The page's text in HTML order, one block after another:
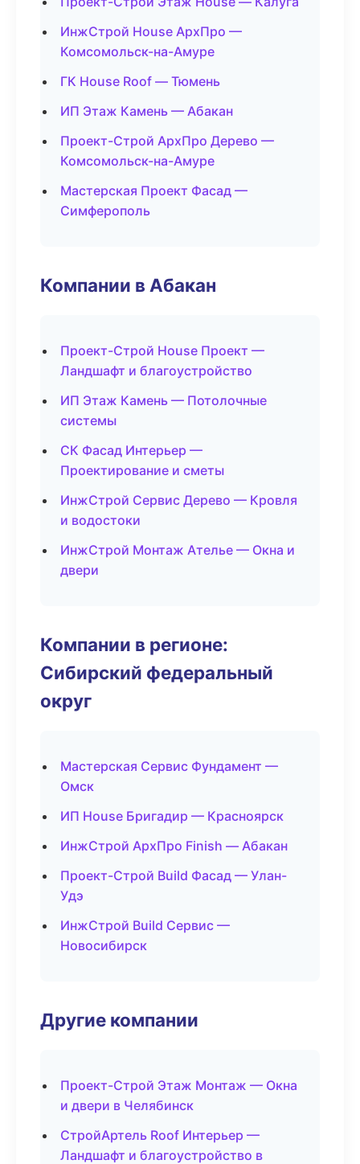
ИнжСтрой House АрхПро —
Комсомольск-на-Амуре
ГК House Roof — Тюмень
ИП Этаж Камень — Абакан
Проект-Строй АрхПро Дерево —
Комсомольск-на-Амуре
Мастерская Проект Фасад —
Симферополь
Компании в Абакан
Проект-Строй House Проект —
Ландшафт и благоустройство
ИП Этаж Камень — Потолочные
системы
СК Фасад Интерьер —
Проектирование и сметы
ИнжСтрой Сервис Дерево — Кровля
и водостоки
ИнжСтрой Монтаж Ателье — Окна и
двери
Компании в регионе:
Сибирский федеральный
округ
Мастерская Сервис Фундамент —
Омск
ИП House Бригадир — Красноярск
ИнжСтрой АрхПро Finish — Абакан
Проект-Строй Build Фасад — Улан-
Удэ
ИнжСтрой Build Сервис —
Новосибирск
Другие компании
Проект-Строй Этаж Монтаж — Окна
и двери в Челябинск
СтройАртель Roof Интерьер —
Ландшафт и благоустройство в